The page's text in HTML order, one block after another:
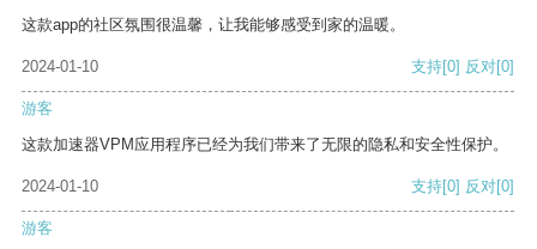
这款app的社区氛围很温馨，让我能够感受到家的温暖。
2024-01-10 支持[0] 反对[0]
游客
这款加速器VPM应用程序已经为我们带来了无限的隐私和安全性保护。
2024-01-10 支持[0] 反对[0]
游客